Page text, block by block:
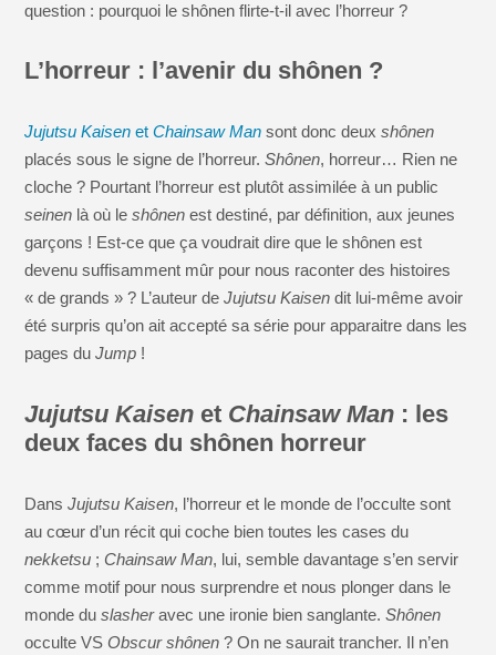
question : pourquoi le shônen flirte-t-il avec l’horreur ?
L’horreur : l’avenir du shônen ?
Jujutsu Kaisen etChainsaw Man sont donc deuxshônen
placés sous le signe de l’horreur.Shônen, horreur… Rien ne
cloche ? Pourtant l’horreur est plutôt assimilée à un public
seinen là où leshônen est destiné, par définition, aux jeunes
garçons ! Est-ce que ça voudrait dire que le shônen est
devenu suffisamment mûr pour nous raconter des histoires
« de grands » ? L’auteur deJujutsu Kaisen dit lui-même avoir
été surpris qu’on ait accepté sa série pour apparaitre dans les
pages duJump !
Jujutsu Kaisen et Chainsaw Man : les
deux faces du shônen horreur
DansJujutsu Kaisen, l’horreur et le monde de l’occulte sont
au cœur d’un récit qui coche bien toutes les cases du
nekketsu ;Chainsaw Man, lui, semble davantage s’en servir
comme motif pour nous surprendre et nous plonger dans le
monde duslasheravec une ironie bien sanglante.Shônen
occulte VS Obscur shônen ? On ne saurait trancher. Il n’en